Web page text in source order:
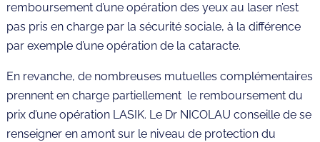
remboursement d’une opération des yeux au laser n’est
pas pris en charge par la sécurité sociale, à la différence
par exemple d’une opération de la cataracte.
En revanche, de nombreuses mutuelles complémentaires
prennent en charge partiellement le remboursement du
prix d’une opération LASIK. Le Dr NICOLAU conseille de se
renseigner en amont sur le niveau de protection du